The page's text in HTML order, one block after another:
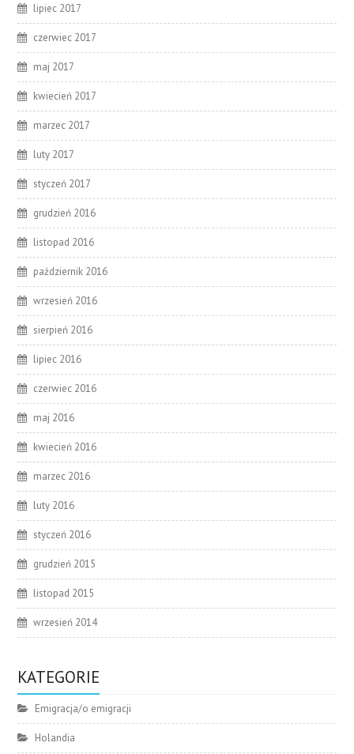
lipiec 2017
czerwiec 2017
maj 2017
kwiecień 2017
marzec 2017
luty 2017
styczeń 2017
grudzień 2016
listopad 2016
październik 2016
wrzesień 2016
sierpień 2016
lipiec 2016
czerwiec 2016
maj 2016
kwiecień 2016
marzec 2016
luty 2016
styczeń 2016
grudzień 2015
listopad 2015
wrzesień 2014
KATEGORIE
Emigracja/o emigracji
Holandia